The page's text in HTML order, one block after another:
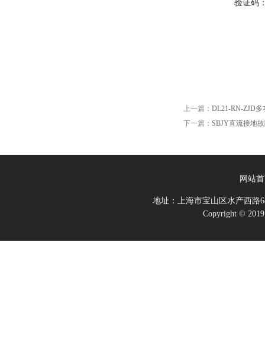
验证码
上一篇： DL21-RN-ZJD
下一篇： SBJY直流接地
网站
地址：上海市宝山区水产西路
Copyright ©